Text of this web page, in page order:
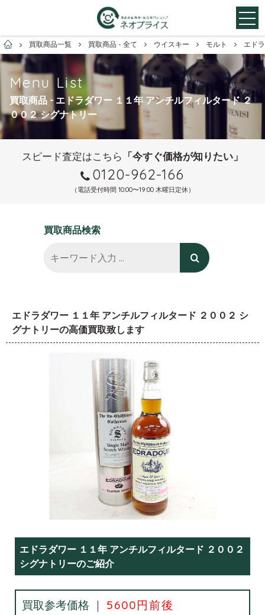
お酒買取専門店ネオプライス
買取商品一覧 買取商品 - 全て ウイスキー モルト エド
Menu List
買取商品 - エドラダワー １１年 アンチルフィルタード ２
００２ シグナトリー
スピード査定はこちら 「今すぐ価格が知りたい」
0120-962-166
（電話受付時間 10:00〜19:00 木曜日定休）
買取商品検索
エドラダワー １１年 アンチルフィルタード ２００２ シ
グナトリーの高価買取致します
エドラダワー １１年 アンチルフィルタード ２００２
シグナトリーのご紹介
買取参考価格 ｜ 5600円前後